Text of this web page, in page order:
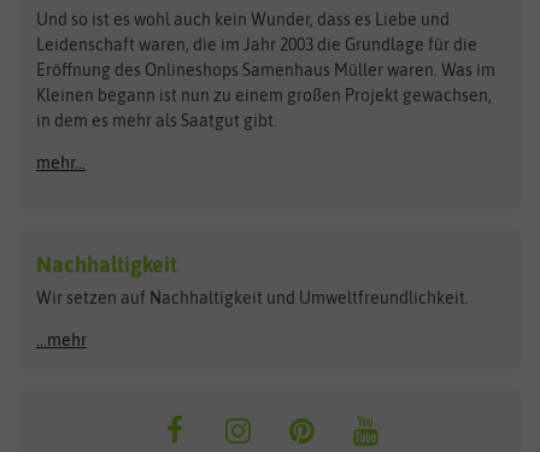
Zimmer & Kübelpflanzen
Kataloge
Schnäppchen
Anzucht & Gartenzubehör
Anzuchtschalen
Heizmatte & Heizkabel
Kokos-Quelltabletten
Zimmergewächshaus
BIOWOL
Blumicorn
Bûten Birds
Carl Pabst
Feldsaaten Freudenberger
Fertil
Flora Elite
Florissa
Flortis
Franchi Sementi
Hortitops
JUB Holland
Und so ist es wohl auch kein Wunder, dass es Liebe und
Leidenschaft waren, die im Jahr 2003 die Grundlage für die
Eröffnung des Onlineshops Samenhaus Müller waren. Was im
Kleinen begann ist nun zu einem großen Projekt gewachsen,
in dem es mehr als Saatgut gibt.
mehr...
Nachhaltigkeit
Wir setzen auf Nachhaltigkeit und Umweltfreundlichkeit.
...mehr